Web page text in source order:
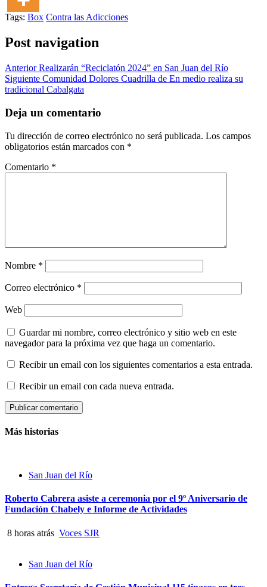
Tags: Box Contra las Adicciones
Post navigation
AnteriorRealizarán “Reciclatón 2024” en San Juan del Río
Siguiente Comunidad Dolores Cuadrilla de En medio realiza su
tradicional Cabalgata
Deja un comentario
Tu dirección de correo electrónico no será publicada. Los campos
obligatorios están marcados con *
Comentario *
Nombre *
Correo electrónico *
Web
Guardar mi nombre, correo electrónico y sitio web en este
navegador para la próxima vez que haga un comentario.
Recibir un email con los siguientes comentarios a esta entrada.
Recibir un email con cada nueva entrada.
Más historias
San Juan del Río
Roberto Cabrera asiste a ceremonia por el 9º Aniversario de
Fundación Chabely e Informe de Actividades
8 horas atrás Voces SJR
San Juan del Río